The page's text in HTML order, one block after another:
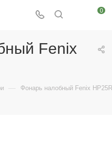
0
Fenix
— Фонарь налобный Fenix HP25R